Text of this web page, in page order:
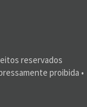
reservados
proibida •